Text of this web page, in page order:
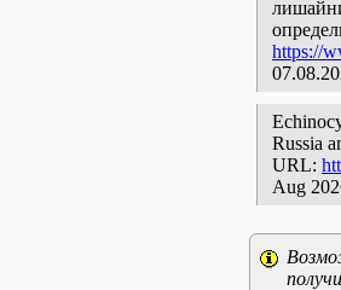
https://
Russia
URL:
Aug